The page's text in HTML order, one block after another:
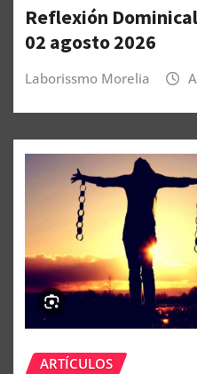
Reflexión
02 agosto 2026
Laborissmo Morelia
ARTÍCULOS